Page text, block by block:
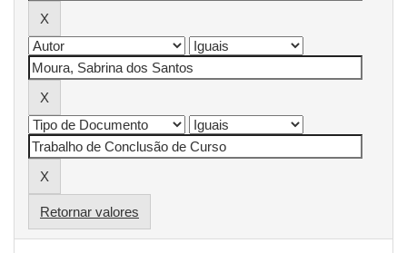
Retornar valores